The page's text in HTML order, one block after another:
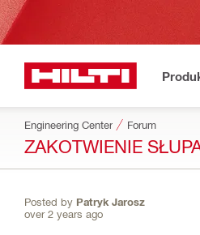
Engineering Center Forum
ZAKOTWIENIE
Posted by Patryk Jarosz
over 2 years ago